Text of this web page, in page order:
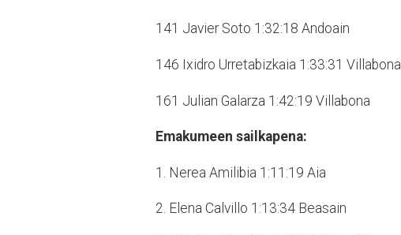
141 Javier Soto 1:32:18 Andoain
146 Ixidro Urretabizkaia 1:33:31 Villabona
161 Julian Galarza 1:42:19 Villabona
Emakumeen sailkapena:
1. Nerea Amilibia 1:11:19 Aia
2. Elena Calvillo 1:13:34 Beasain